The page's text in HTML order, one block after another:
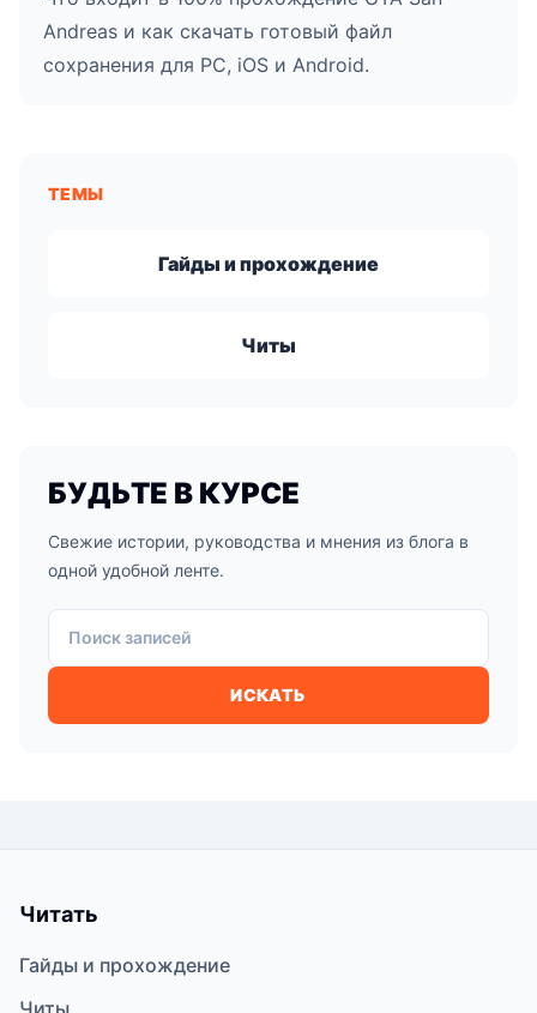
Andreas и как скачать готовый файл
сохранения для PC, iOS и Android.
ТЕМЫ
Гайды и прохождение
Читы
БУДЬТЕ В КУРСЕ
Свежие истории, руководства и мнения из блога в
одной удобной ленте.
Поиск записей
ИСКАТЬ
Читать
Гайды и прохождение